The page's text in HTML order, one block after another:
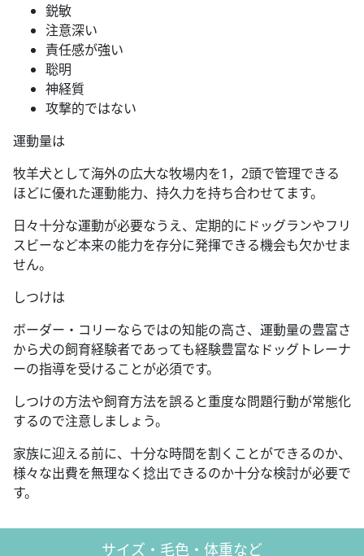
鋭敏
注意深い
責任感が強い
聡明
神経質
攻撃的ではない
運動量は
牧羊犬として海外の広大な牧場内を1，2頭で管理できる
ほどに優れた運動能力、持久力を持ち合わせてます。
日々十分な運動が必要なうえ、定期的にドッグランやフリ
スビーなど本来の能力を存分に発揮できる機会も欠かせま
せん。
しつけは
ボーダー・コリーならではの知能の高さ、運動量の豊富さ
から犬の飼育経験者であっても経験豊富なドッグトレーナ
ーの指導を受けることが必須です。
しつけの方法や飼育方法を誤ると重度な問題行動が常態化
するので注意しましょう。
家族に迎える前に、十分な時間を割くことができるのか、
様々な出費を無理なく捻出できるのか十分な検討が必要で
す。
サイズ・毛色・体重など